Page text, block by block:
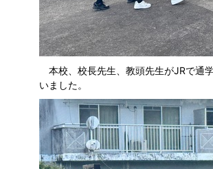
本校、校長先生、教頭先生がJRで通
いました。